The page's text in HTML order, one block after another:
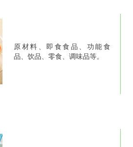
原材料、 即食食品、 功能食
品、饮品、零食、调味品等。